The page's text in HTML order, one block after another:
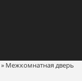
» Межкомнатная дверь